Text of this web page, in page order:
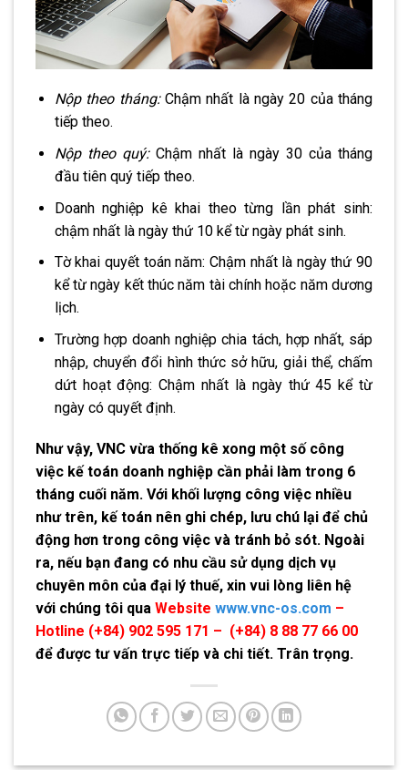
Nộp theo tháng:Chậm nhất là ngày 20 của tháng
tiếp theo.
Nộp theo quý:Chậm nhất là ngày 30 của tháng
đầu tiên quý tiếp theo.
Doanh nghiệp kê khai theo từng lần phát sinh:
chậm nhất là ngày thứ 10 kể từ ngày phát sinh.
Tờ khai quyết toán năm: Chậm nhất là ngày thứ 90
kể từ ngày kết thúc năm tài chính hoặc năm dương
lịch.
Trường hợp doanh nghiệp chia tách, hợp nhất, sáp
nhập, chuyển đổi hình thức sở hữu, giải thể, chấm
dứt hoạt động: Chậm nhất là ngày thứ 45 kể từ
ngày có quyết định.
Như vậy, VNC vừa thống kê xong một số công
việc kế toán doanh nghiệp cần phải làm trong 6
tháng cuối năm. Với khối l ượng công việc nhiều
như trên, kế toán nên ghi chép, lưu chú lại để chủ
động hơn trong công việc và tránh bỏ sót. Ngoài
ra, nếu bạn đang có nhu cầu sử dụng dịch vụ
chuyên môn của đại lý thuế, xin vui lòng liên hệ
với chúng tôi qua Website www.vnc-os.com –
Hotline (+84) 902 595 171 – (+84) 8 88 77 66 00
để được tư vấn trực tiếp và chi tiết. Trân trọng.